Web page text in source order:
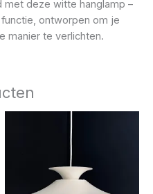
met deze witte hanglamp –
ontworpen om je
manier te verlichten.